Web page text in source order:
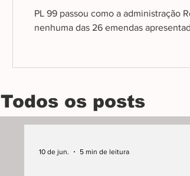
PL 99 passou como a administração
nenhuma das 26 emendas
Todos os posts
10 de jun. 5 min de leitura